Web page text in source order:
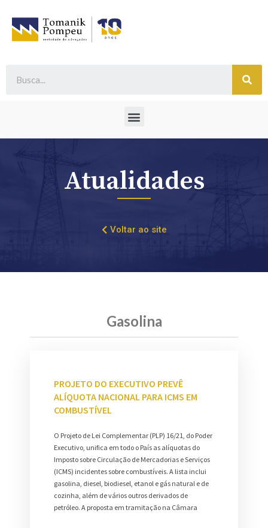
Atualidades
Voltar ao site
Gasolina
PROJETO DO EXECUTIVO PREVÊ
ALÍQUOTA NACIONAL PARA ICMS EM
COMBUSTÍVEL
O Projeto de Lei Complementar (PLP) 16/21, do Poder
Executivo, unifica em todo o País as alíquotas do
Imposto sobre Circulação de Mercadorias e Serviços
(ICMS) incidentes sobre combustíveis. A lista inclui
gasolina, diesel, biodiesel, etanol e gás natural e de
cozinha, além de vários outros derivados de
petróleo. A proposta em tramitação na Câmara